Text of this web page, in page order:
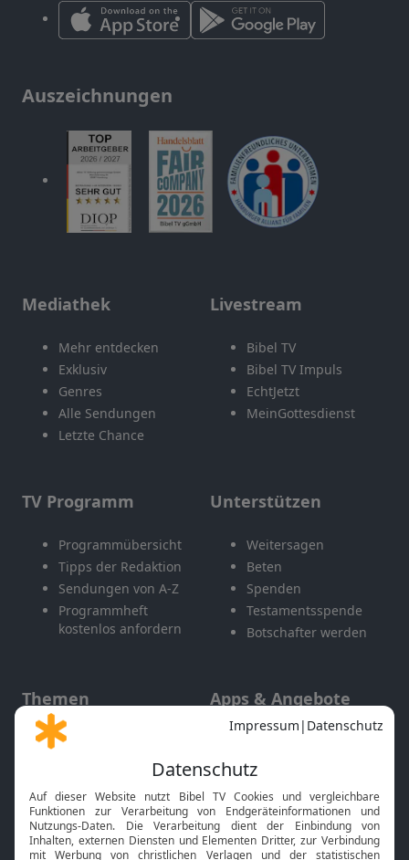
Auszeichnungen
Mediathek
Mehr entdecken
Exklusiv
Genres
Alle Sendungen
Letzte Chance
Livestream
Bibel TV
Bibel TV Impuls
EchtJetzt
MeinGottesdienst
TV Programm
Programmübersicht
Tipps der Redaktion
Sendungen von A-Z
Programmheft
kostenlos anfordern
Unterstützen
Weitersagen
Beten
Spenden
Testamentsspende
Botschafter werden
Themen
Gott und Bibel erklärt
Neuigkeiten
Apps & Angebote
Mobile App
Smart TV
HbbTV
Bibelthek Online-Bibel